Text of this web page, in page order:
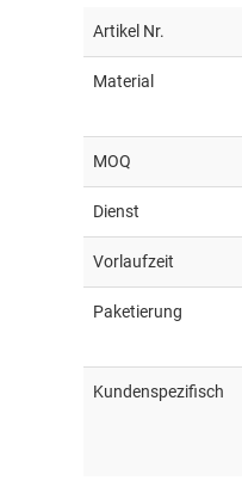
Artikel Nr.
Material
MOQ
Dienst
Vorlaufzeit
Paketierung
Kundenspezifisch